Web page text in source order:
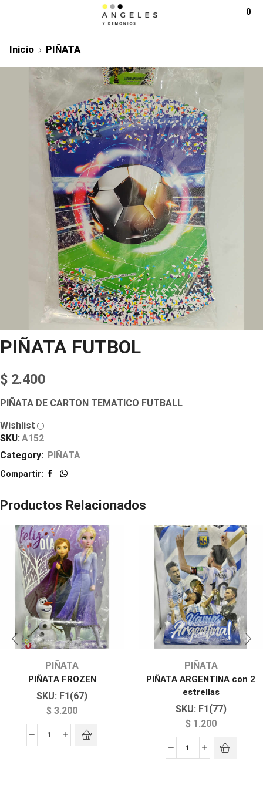
0
Inicio PIÑATA
PIÑATA FUTBOL
$ 2.400
PIÑATA DE CARTON TEMATICO FUTBALL
Wishlist
SKU: A152
Category: PIÑATA
Compartir:
Productos Relacionados
PIÑATA
PIÑATA FROZEN
SKU: F1(67)
$ 3.200
PIÑATA
PIÑATA ARGENTINA con 2
estrellas
SKU: F1(77)
$1.200